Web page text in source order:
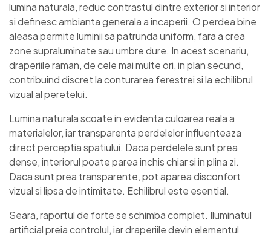
lumina naturala, reduc contrastul dintre exterior si interior
si definesc ambianta generala a incaperii. O perdea bine
aleasa permite luminii sa patrunda uniform, fara a crea
zone supraluminate sau umbre dure. In acest scenariu,
draperiile raman, de cele mai multe ori, in plan secund,
contribuind discret la conturarea ferestrei si la echilibrul
vizual al peretelui.
Lumina naturala scoate in evidenta culoarea reala a
materialelor, iar transparenta perdelelor influenteaza
direct perceptia spatiului. Daca perdelele sunt prea
dense, interiorul poate parea inchis chiar si in plina zi.
Daca sunt prea transparente, pot aparea disconfort
vizual si lipsa de intimitate. Echilibrul este esential.
Seara, raportul de forte se schimba complet. Iluminatul
artificial preia controlul, iar draperiile devin elementul